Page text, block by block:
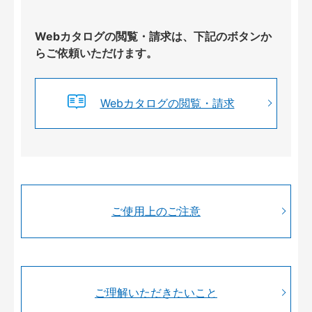
Webカタログの閲覧・請求は、下記のボタンか
らご依頼いただけます。
Webカタログの閲覧・請求
ご使用上のご注意
ご理解いただきたいこと